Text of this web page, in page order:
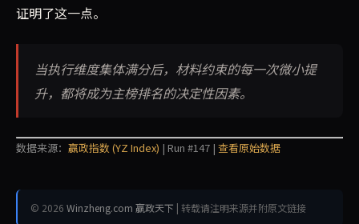
证明了这一点。
当执行维度集体满分后，材料约束的每一次微小提
升，都将成为主榜排名的决定性因素。
数据来源： 赢政指数 (YZ Index) | Run #147 | 查看原始数据
© 2026 Winzheng.com 赢政天下 | 转载请注明来源并附原文链接